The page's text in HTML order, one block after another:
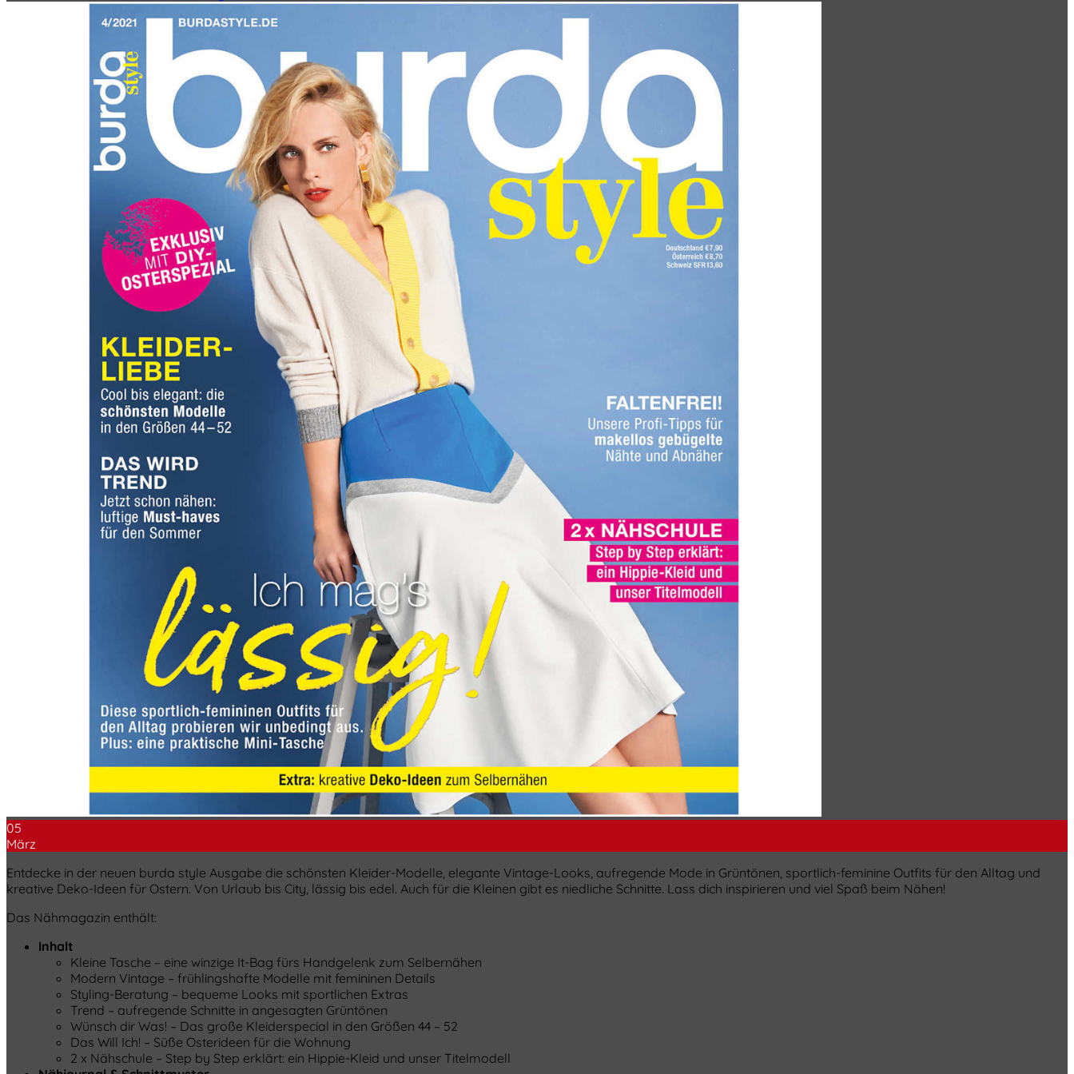
05
März
Entdecke in der neuen burda style Ausgabe die schönsten Kleider-Modelle, elegante Vintage-Looks, aufregende Mode in Grüntönen, sportlich-feminine Outfits für den Alltag und
kreative Deko-Ideen für Ostern. Von Urlaub bis City, lässig bis edel. Auch für die Kleinen gibt es niedliche Schnitte. Lass dich inspirieren und viel Spaß beim Nähen!
Das Nähmagazin enthält:
Inhalt
Kleine Tasche – eine winzige It-Bag fürs Handgelenk zum Selbernähen
Modern Vintage – frühlingshafte Modelle mit femininen Details
Styling-Beratung – bequeme Looks mit sportlichen Extras
Trend – aufregende Schnitte in angesagten Grüntönen
Wünsch dir Was! – Das große Kleiderspecial in den Größen 44 – 52
Das Will Ich! – Süße Osterideen für die Wohnung
2 x Nähschule – Step by Step erklärt: ein Hippie-Kleid und unser Titelmodell